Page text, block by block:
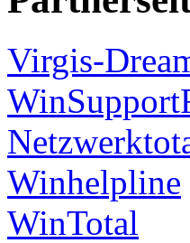
Virgis-
Winhelpline
WinTotal